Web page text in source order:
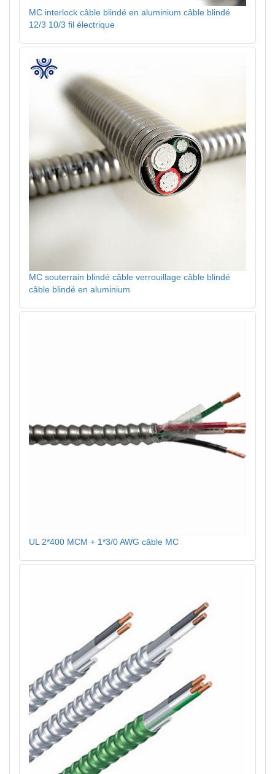
MC interlock câble blindé en aluminium câble blindé
12/3 10/3 fil électrique
MC souterrain blindé câble verrouillage câble blindé
câble blindé en aluminium
UL 2*400 MCM + 1*3/0 AWG câble MC